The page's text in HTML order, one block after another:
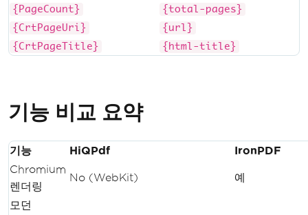
{PageCount}
{total-pages}
{CrtPageUri}
{url}
{CrtPageTitle}
{html-title}
기능 비교 요약
기능 HiQPdf
IronPDF
Chromium
렌더링
No (WebKit) 예
모던